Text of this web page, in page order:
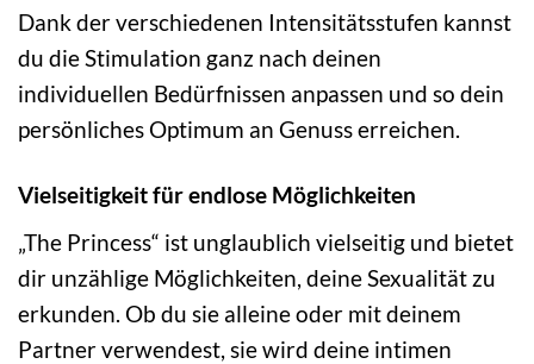
Dank der verschiedenen Intensitätsstufen kannst
du die Stimulation ganz nach deinen
individuellen Bedürfnissen anpassen und so dein
persönliches Optimum an Genuss erreichen.
Vielseitigkeit für endlose Möglichkeiten
„The Princess“ ist unglaublich vielseitig und bietet
dir unzählige Möglichkeiten, deine Sexualität zu
erkunden. Ob du sie alleine oder mit deinem
Partner verwendest, sie wird deine intimen